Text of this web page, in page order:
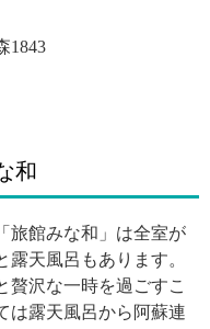
1843
和
旅館みな和」は全室が
天風呂もあります。
贅沢な一時を過ごすこ
は露天風呂から阿蘇連